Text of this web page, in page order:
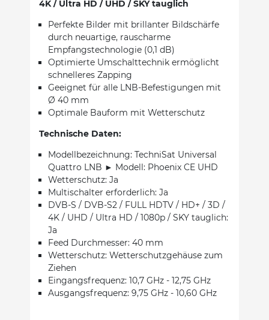
4K / Ultra HD / UHD / SKY tauglich
Perfekte Bilder mit brillanter Bildschärfe
durch neuartige, rauscharme
Empfangstechnologie (0,1 dB)
Optimierte Umschalttechnik ermöglicht
schnelleres Zapping
Geeignet für alle LNB-Befestigungen mit
Ø 40 mm
Optimale Bauform mit Wetterschutz
Technische Daten:
Modellbezeichnung: TechniSat Universal
Quattro LNB ► Modell: Phoenix CE UHD
Wetterschutz: Ja
Multischalter erforderlich: Ja
DVB-S / DVB-S2 / FULL HDTV / HD+ / 3D /
4K / UHD / Ultra HD / 1080p / SKY tauglich:
Ja
Feed Durchmesser: 40 mm
Wetterschutz: Wetterschutzgehäuse zum
Ziehen
Eingangsfrequenz: 10,7 GHz - 12,75 GHz
Ausgangsfrequenz: 9,75 GHz - 10,60 GHz